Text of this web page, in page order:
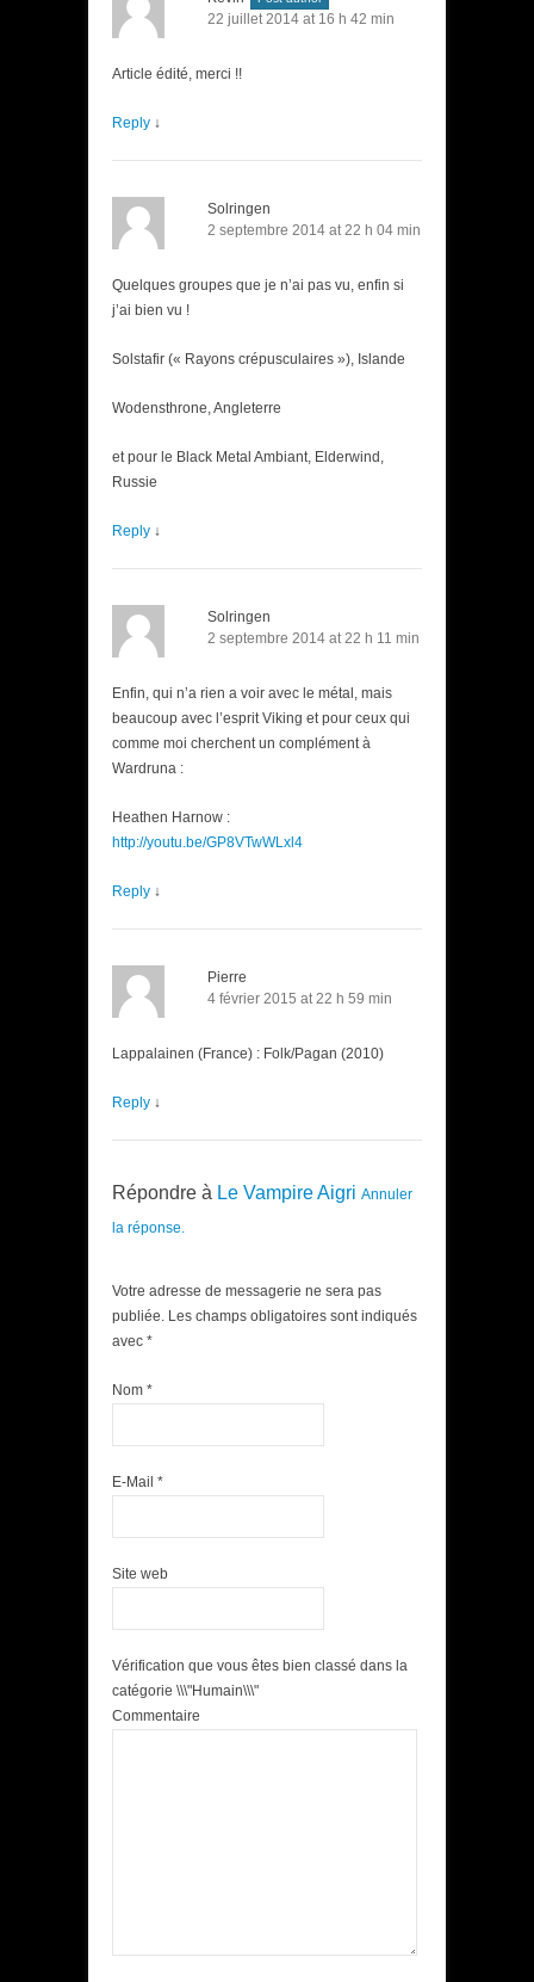
22 juillet 2014 at 16 h 42 min
Article édité, merci !!
Reply ↓
Solringen
2 septembre 2014 at 22 h 04 min
Quelques groupes que je n’ai pas vu, enfin si
j’ai bien vu !
Solstafir (« Rayons crépusculaires »), Islande
Wodensthrone, Angleterre
et pour le Black Metal Ambiant, Elderwind,
Russie
Reply ↓
Solringen
2 septembre 2014 at 22 h 11 min
Enfin, qui n’a rien a voir avec le métal, mais
beaucoup avec l’esprit Viking et pour ceux qui
comme moi cherchent un complément à
Wardruna :
Heathen Harnow :
http://youtu.be/GP8VTwWLxl4
Reply ↓
Pierre
4 février 2015 at 22 h 59 min
Lappalainen (France) : Folk/Pagan (2010)
Reply ↓
Répondre à Le Vampire Aigri Annuler
la réponse.
Votre adresse de messagerie ne sera pas
publiée. Les champs obligatoires sont indiqués
avec *
Nom *
E-Mail *
Site web
Vérification que vous êtes bien classé dans la
catégorie \\\"Humain\\\"
Commentaire